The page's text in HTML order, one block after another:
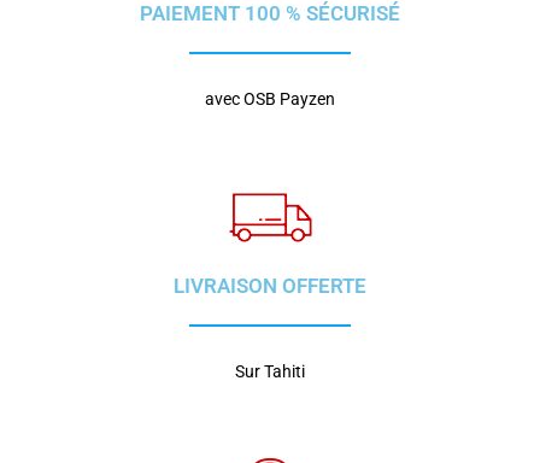
PAIEMENT 100 % SÉCURISÉ
avec OSB Payzen
LIVRAISON OFFERTE
Sur Tahiti